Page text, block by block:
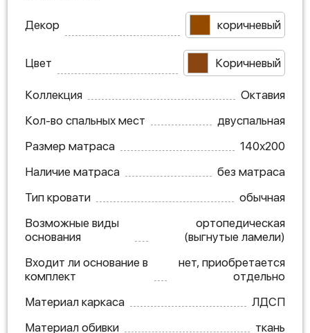
Декор коричневый
Цвет Коричневый
Коллекция
Октавия
Кол-во спальных мест
двуспальная
Размер матраса
140х200
Наличие матраса
без матраса
Тип кровати
обычная
Возможные виды
основания
ортопедическая
(выгнутые ламели)
Входит ли основание в
комплект
нет, приобретается
отдельно
Материал каркаса
ЛДСП
Материал обивки
ткань